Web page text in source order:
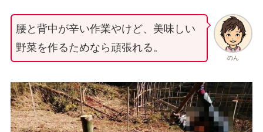
のん
腰と背中が辛い作業やけど、美味しい
野菜を作るためなら頑張れる。